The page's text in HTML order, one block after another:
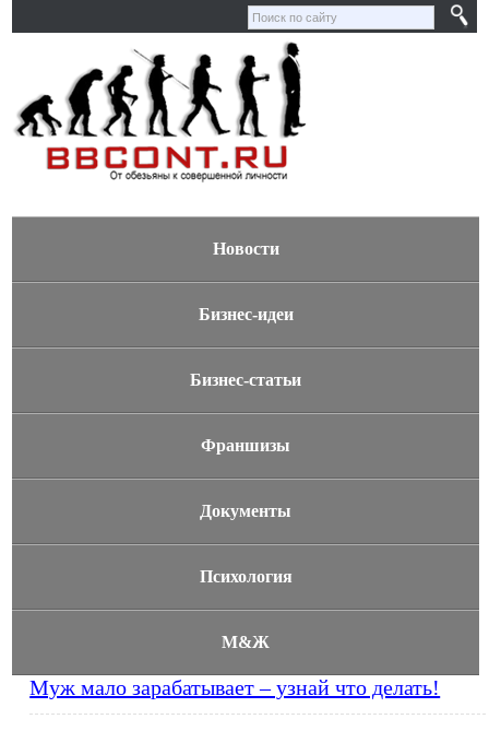
Новости
Бизнес-идеи
Бизнес-статьи
Франшизы
Документы
Психология
М&Ж
Муж мало зарабатывает – узнай что делать!